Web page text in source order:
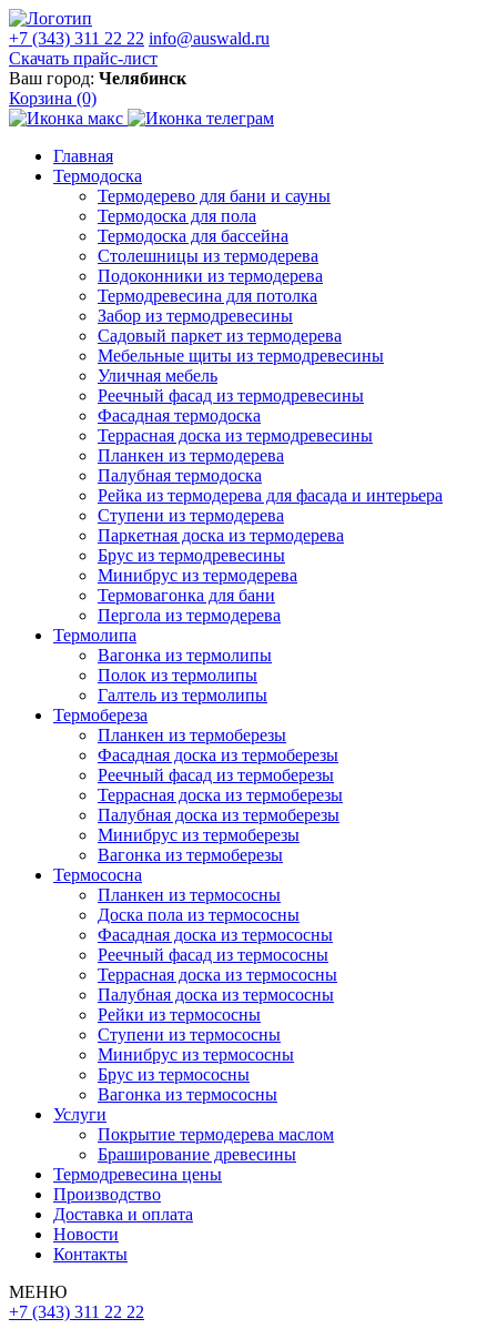
+7 (343) 311 22 22 info@auswald.ru
Скачать прайс-лист
Ваш город: Челябинск
Корзина (0)
Главная
Термодоска
Термодерево для бани и сауны
Термодоска для пола
Термодоска для бассейна
Столешницы из термодерева
Подоконники из термодерева
Термодревесина для потолка
Забор из термодревесины
Садовый паркет из термодерева
Мебельные щиты из термодревесины
Уличная мебель
Реечный фасад из термодревесины
Фасадная термодоска
Террасная доска из термодревесины
Планкен из термодерева
Палубная термодоска
Рейка из термодерева для фасада и интерьера
Ступени из термодерева
Паркетная доска из термодерева
Брус из термодревесины
Минибрус из термодерева
Термовагонка для бани
Пергола из термодерева
Термолипа
Вагонка из термолипы
Полок из термолипы
Галтель из термолипы
Термобереза
Планкен из термоберезы
Фасадная доска из термоберезы
Реечный фасад из термоберезы
Террасная доска из термоберезы
Палубная доска из термоберезы
Минибрус из термоберезы
Вагонка из термоберезы
Термососна
Планкен из термососны
Доска пола из термососны
Фасадная доска из термососны
Реечный фасад из термососны
Террасная доска из термососны
Палубная доска из термососны
Рейки из термососны
Ступени из термососны
Минибрус из термососны
Брус из термососны
Вагонка из термососны
Услуги
Покрытие термодерева маслом
Браширование древесины
Термодревесина цены
Производство
Доставка и оплата
Новости
Контакты
МЕНЮ
+7 (343) 311 22 22